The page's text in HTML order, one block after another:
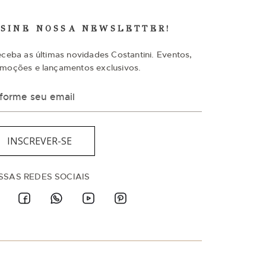
NOSSA NEWSLETTER!
as últimas novidades Costantini. Eventos,
e lançamentos exclusivos.
INSCREVER-SE
REDES SOCIAIS